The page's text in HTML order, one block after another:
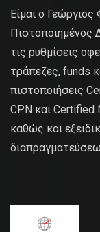
Είμαι ο
Πιστοποιημένος
τις ρυθμίσεις
τράπεζες, funds
πιστοποιήσεις
CPN και
καθώς και